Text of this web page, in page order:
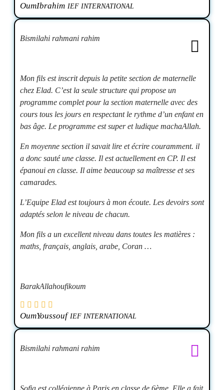
OumIbrahim IEF INTERNATIONAL
Bismilahi rahmani rahim
Mon fils est inscrit depuis la petite section de maternelle
chez Elad. C’est la seule structure qui propose un
programme complet pour la section maternelle avec des
cours tous les jours en respectant le rythme d’un enfant en
bas âge. Le programme est super et ludique machaAllah.
En moyenne section il savait lire et écrire couramment. il
a donc sauté une classe. Il est actuellement en CP. Il est
épanoui en classe. Il aime beaucoup sa maîtresse et ses
camarades.
L’Equipe Elad est toujours à mon écoute. Les devoirs sont
adaptés selon le niveau de chacun.
Mon fils a un excellent niveau dans toutes les matières :
maths, français, anglais, arabe, Coran …
BarakAllahoufikoum
OumYoussouf IEF INTERNATIONAL
Bismilahi rahmani rahim
Sofia est collégienne à Paris en classe de 6ème. Elle a fait